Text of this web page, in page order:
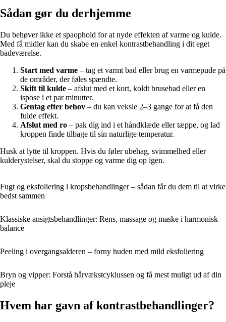
Sådan gør du derhjemme
Du behøver ikke et spaophold for at nyde effekten af varme og kulde.
Med få midler kan du skabe en enkel kontrastbehandling i dit eget
badeværelse.
Start med varme – tag et varmt bad eller brug en varmepude på
de områder, der føles spændte.
Skift til kulde – afslut med et kort, koldt brusebad eller en
ispose i et par minutter.
Gentag efter behov – du kan veksle 2–3 gange for at få den
fulde effekt.
Afslut med ro – pak dig ind i et håndklæde eller tæppe, og lad
kroppen finde tilbage til sin naturlige temperatur.
Husk at lytte til kroppen. Hvis du føler ubehag, svimmelhed eller
kulderystelser, skal du stoppe og varme dig op igen.
Fugt og eksfoliering i kropsbehandlinger – sådan får du dem til at virke
bedst sammen
Klassiske ansigtsbehandlinger: Rens, massage og maske i harmonisk
balance
Peeling i overgangsalderen – forny huden med mild eksfoliering
Bryn og vipper: Forstå hårvækstcyklussen og få mest muligt ud af din
pleje
Hvem har gavn af kontrastbehandlinger?